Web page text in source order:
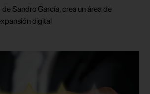
Sandro García, crea un área de
digital